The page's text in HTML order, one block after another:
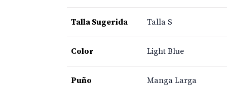
Talla Sugerida Talla S
Color Light Blue
Puño Manga Larga